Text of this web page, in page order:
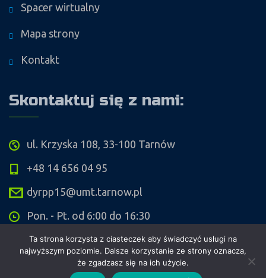
Spacer wirtualny
Mapa strony
Kontakt
Skontaktuj się z nami:
ul. Krzyska 108, 33-100 Tarnów
+48 14 656 04 95
dyrpp15@umt.tarnow.pl
Pon. - Pt. od 6:00 do 16:30
Przedszkole Publiczne nr 15 w Tarnowie
Ta strona korzysta z ciasteczek aby świadczyć usługi na
najwyższym poziomie. Dalsze korzystanie ze strony oznacza,
że zgadzasz się na ich użycie.